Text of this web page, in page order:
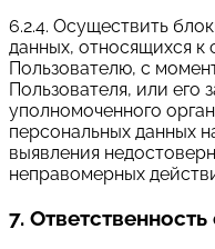
6.2.4. Осуществить
данных, относящихся
Пользователю, с
Пользователя, или его
уполномоченного
персональных данных
выявления
неправомерных
7.